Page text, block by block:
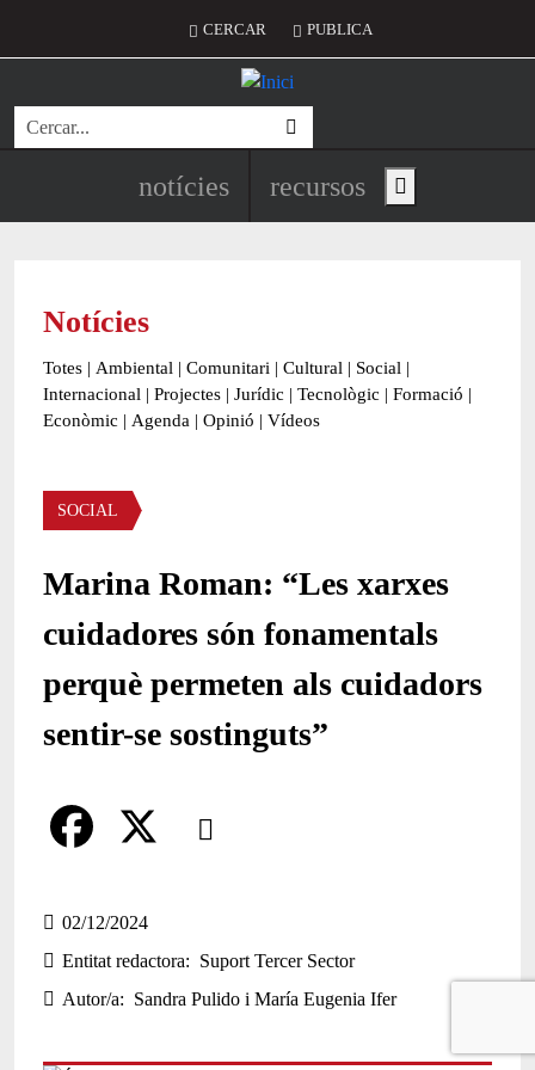
Menú del compte d'usuari
CERCAR PUBLICA
Cerca
Navegació principal de
notícies recursos Show main menu
Notícies
Totes | Ambiental | Comunitari | Cultural | Social |
Internacional | Projectes | Jurídic | Tecnològic | Formació |
Econòmic | Agenda | Opinió | Vídeos
Àmbit de la notícia
SOCIAL
Marina Roman: “Les xarxes
cuidadores són fonamentals
perquè permeten als cuidadors
sentir-se sostinguts”
Comparteix
a
c
e
02/12/2024
Entitat redactora
Suport Tercer Sector
Autor/a
Sandra Pulido i María Eugenia Ifer